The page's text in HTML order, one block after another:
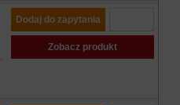
Dodaj do zapytania
Zobacz produkt